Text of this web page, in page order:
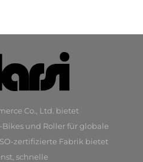
Co., Ltd. bietet
und Roller für globale
zertifizierte Fabrik bietet
schnelle